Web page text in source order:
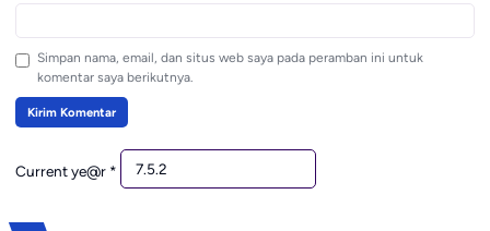
Simpan nama, email, dan situs web saya pada peramban ini untuk
komentar saya berikutnya.
Current ye@r *